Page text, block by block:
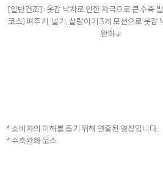
[일반건조] : 옷감 낙차로 인한 자극으로 큰 수축
코스] 펴주기, 널기, 살랑이기 3개 모션으로 옷감
완화↓
* 소비자의 이해를 돕기 위해 연출된 영상입니다.
* 수축완화 코스